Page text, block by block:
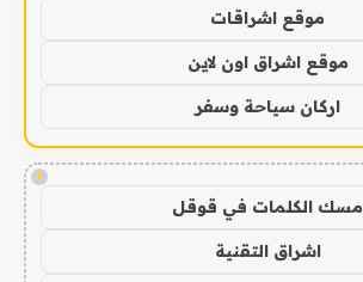
موقع اشراقات
موقع اشراق اون لاين
اركان سياحة وسفر
!
مسك الكلمات في قوقل
اشراق التقنية